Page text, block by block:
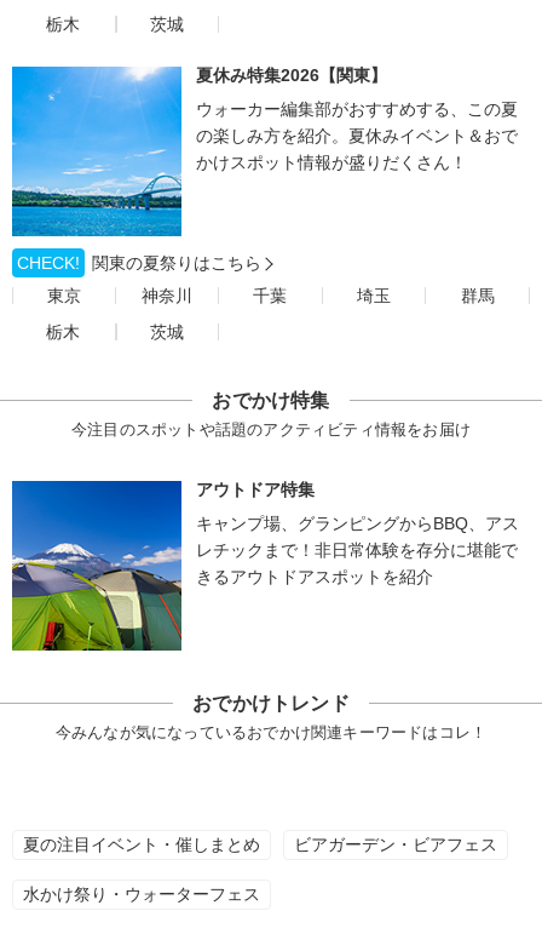
栃木
茨城
夏休み特集2026【関東】
ウォーカー編集部がおすすめする、この夏
の楽しみ方を紹介。夏休みイベント＆おで
かけスポット情報が盛りだくさん！
CHECK!
関東の夏祭りはこちら
東京
神奈川 千葉 埼玉
群馬
栃木
茨城
おでかけ特集
今注目のスポットや話題のアクティビティ情報をお届け
アウトドア特集
キャンプ場、グランピングからBBQ、アス
レチックまで！非日常体験を存分に堪能で
きるアウトドアスポットを紹介
おでかけトレンド
今みんなが気になっているおでかけ関連キーワードはコレ！
夏の注目イベント・催しまとめ ビアガーデン・ビアフェス
水かけ祭り・ウォーターフェス